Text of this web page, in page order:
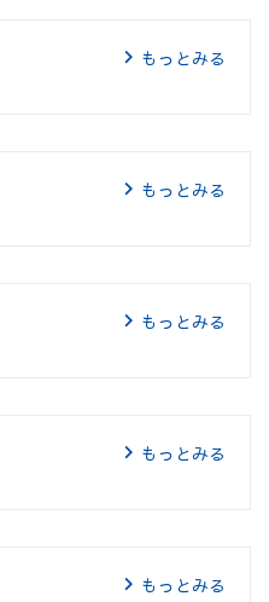
もっとみる
もっとみる
もっとみる
もっとみる
もっとみる